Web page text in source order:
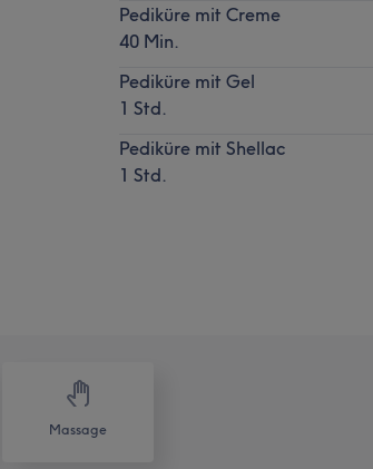
Pediküre mit Creme
40 Min.
Pediküre mit Gel
1 Std.
Pediküre mit Shellac
1 Std.
Massage